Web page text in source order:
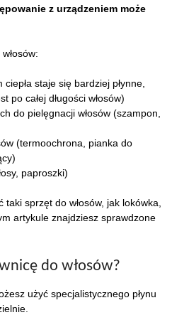
z urządzeniem może
staje się bardziej płynne,
po całej długości włosów)
do pielęgnacji włosów (szampon,
(termoochrona, pianka do
paproszki)
sprzęt do włosów, jak lokówka,
artykule znajdziesz sprawdzone
do włosów?
użyć specjalistycznego płynu